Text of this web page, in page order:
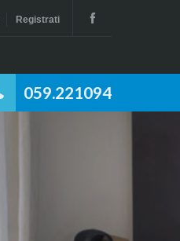
Registrati
059.221094